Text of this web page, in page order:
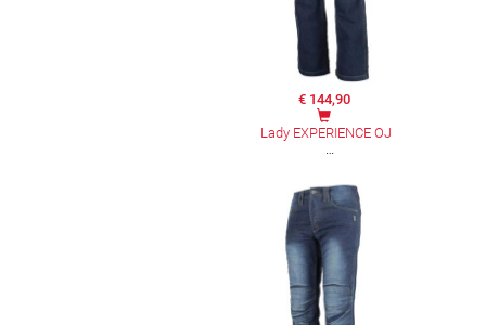
€ 144,90
Lady EXPERIENCE OJ